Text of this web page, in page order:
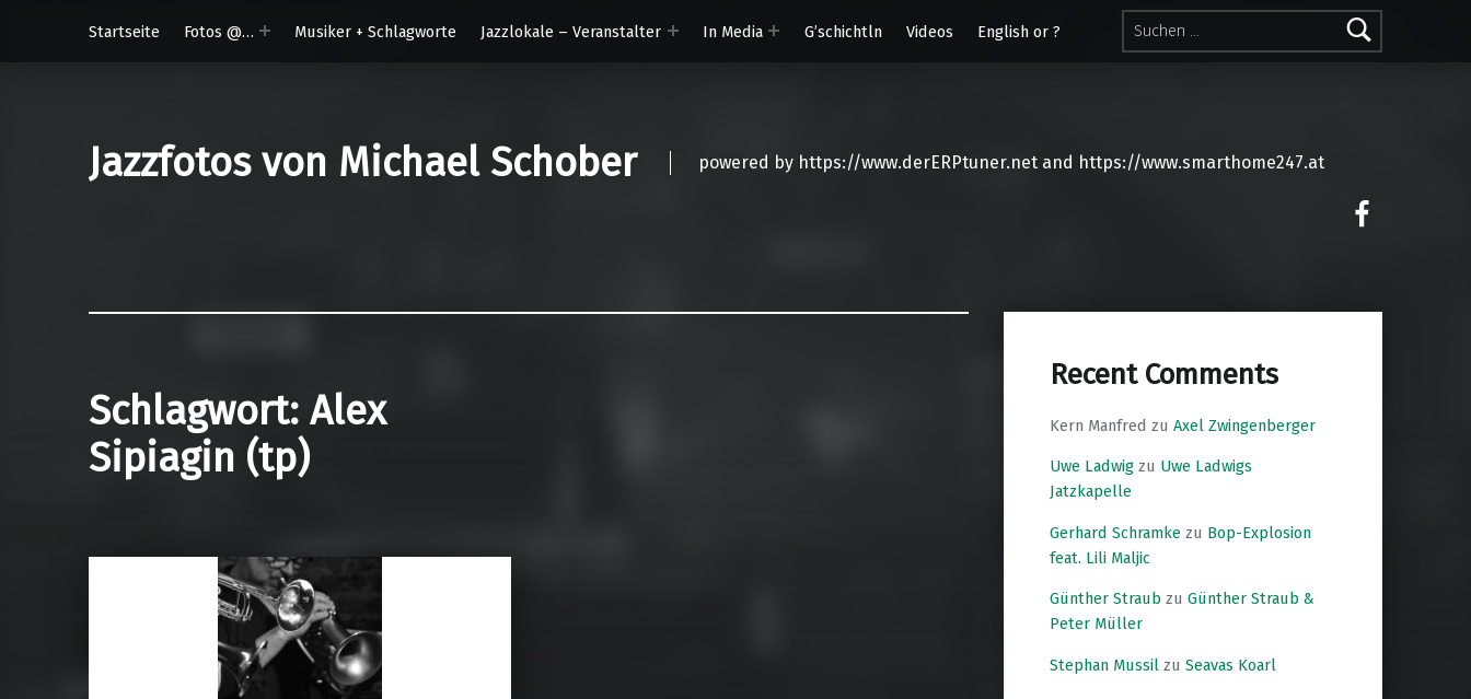
Suchen nach:
Startseite
Fotos @… Musiker + Schlagworte Jazzlokale – Veranstalter In Media G’schichtln Videos English or ?
Jazzfotos von Michael Schober powered by https://www.derERPtuner.net and https://www.smarthome247.at
Schlagwort: Alex
Sipiagin (tp)
Recent Comments
Kern Manfred zu Axel Zwingenberger
Uwe Ladwigzu Uwe Ladwigs
Jatzkapelle
Gerhard Schramkezu Bop-Explosion
feat. Lili Maljic
Günther Straub zu Günther Straub &
Peter Müller
Stephan Mussil zu Seavas Koarl